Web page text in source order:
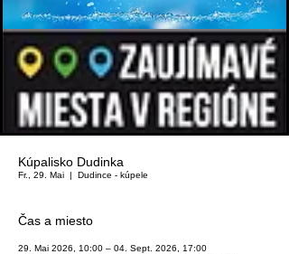
Kúpalisko Dudinka
Fr., 29. Mai
  |
Dudince - kúpele
Čas a miesto
29. Mai 2026, 10:00 – 04. Sept. 2026, 17:00